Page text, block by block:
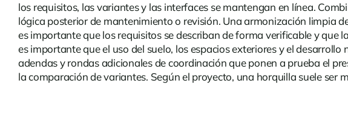
los requisitos, las variantes y las interfaces se mantengan en línea.
lógica posterior de mantenimiento o revisión. Una armonización limpia
es importante que los requisitos se describan de forma verificable y
es importante que el uso del suelo, los espacios exteriores y el
adendas y rondas adicionales de coordinación que ponen a prueba el
la comparación de variantes. Según el proyecto, una horquilla suele ser